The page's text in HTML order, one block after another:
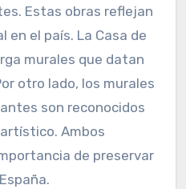
y el medio ambiente.
diversidad y
en España.
son